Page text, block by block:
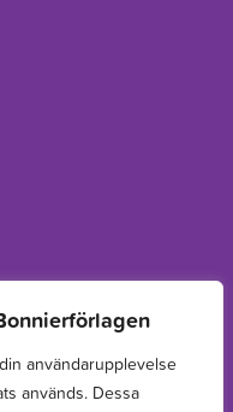
användarupplevelse
används. Dessa